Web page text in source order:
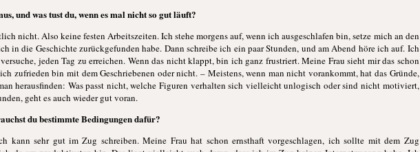
und was tust du, wenn es mal nicht so gut läuft?
nicht. Also keine festen Arbeitszeiten. Ich stehe morgens auf, wenn ich ausgeschlafen bin, setze mich an den
in die Geschichte zurückgefunden habe. Dann schreibe ich ein paar Stunden, und am Abend höre ich auf. Ich
jeden Tag zu erreichen. Wenn das nicht klappt, bin ich ganz frustriert. Meine Frau sieht mir das schon
zufrieden bin mit dem Geschriebenen oder nicht. – Meistens, wenn man nicht vorankommt, hat das Gründe,
herausfinden: Was passt nicht, welche Figuren verhalten sich vielleicht unlogisch oder sind nicht motiviert,
geht es auch wieder gut voran.
du bestimmte Bedingungen dafür?
kann sehr gut im Zug schreiben. Meine Frau hat schon ernsthaft vorgeschlagen, ich sollte mit dem Zug